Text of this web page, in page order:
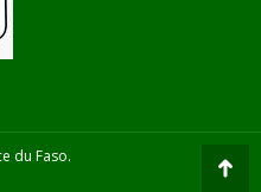
du Faso.
Go